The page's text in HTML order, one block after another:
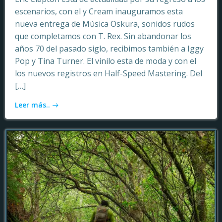
escenarios, con el y Cream inauguramos esta
nueva entrega de Música Oskura, sonidos rudos
que completamos con T. Rex. Sin abandonar los
años 70 del pasado siglo, recibimos también a Iggy
Pop y Tina Turner. El vinilo esta de moda y con el
los nuevos registros en Half-Speed Mastering. Del
[…]
Leer más..